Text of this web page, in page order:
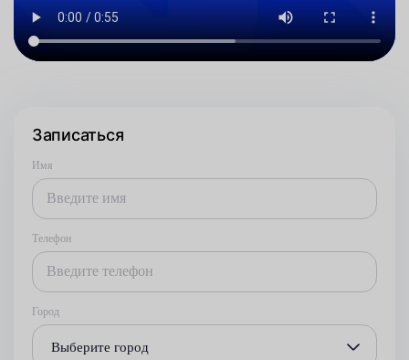
Записаться
Имя
Телефон
Город
Выберите город